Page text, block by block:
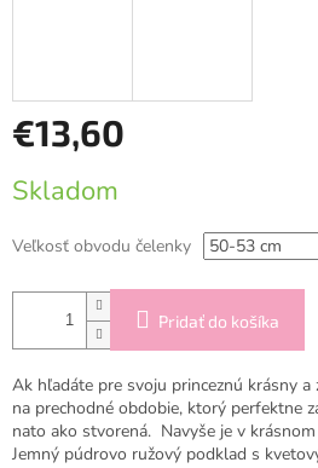
€13,60
cena:
Skladom
Veľkosť obvodu čelenky
Pridať do košíka
Ak hľadáte pre svoju princeznú krásny
na prechodné obdobie, ktorý perfektne
nato ako stvorená. Navyše je v
Jemný púdrovo ružový podklad s